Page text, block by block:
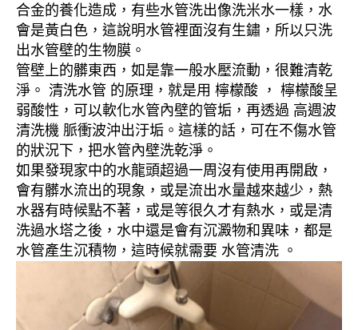
合金的養化造成，有些水管洗出像洗米水一樣，水
會是黃白色，這說明水管裡面沒有生鏽，所以只洗
出水管壁的生物膜。
管壁上的髒東西，如是靠一般水壓流動，很難清乾
淨。 清洗水管 的原理，就是用 檸檬酸 ， 檸檬酸呈
弱酸性，可以軟化水管內壁的管垢，再透過 高週波
清洗機 脈衝波沖出汙垢。這樣的話，可在不傷水管
的狀況下，把水管內壁洗乾淨。
如果發現家中的水龍頭超過一周沒有使用再開啟，
會有髒水流出的現象，或是流出水量越來越少，熱
水器有時候點不著，或是等很久才有熱水，或是清
洗過水塔之後，水中還是會有沉澱物和異味，都是
水管產生沉積物，這時候就需要 水管清洗 。